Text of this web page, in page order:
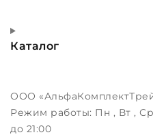
Каталог
ООО
Режим работы: Пн , Вт ,
до 21:00